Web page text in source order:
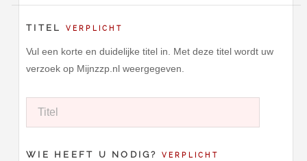
TITEL VERPLICHT
Vul een korte en duidelijke titel in. Met deze titel wordt uw
verzoek op Mijnzzp.nl weergegeven.
WIE HEEFT U NODIG? VERPLICHT